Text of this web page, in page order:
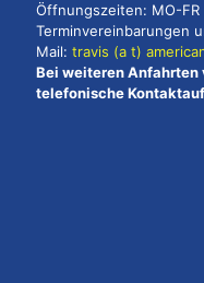
Öffnungszeiten: MO-
Terminvereinbarungen
Mail: travis (a t)
Bei weiteren Anfahrten
telefonische